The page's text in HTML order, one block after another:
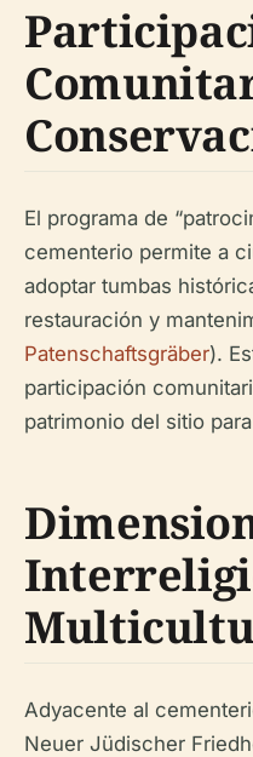
El programa de
cementerio permite a
adoptar tumbas
restauración y
Patenschaftsgräber).
participación
patrimonio del sitio
Adyacente al
Neuer Jüdischer